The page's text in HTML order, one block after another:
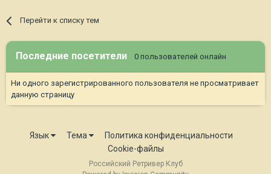
Перейти к списку тем
Последние посетители 0 пользователей онлайн
Ни одного зарегистрированного пользователя не просматривает
данную страницу
Язык Тема
Политика конфиденциальности
Cookie-файлы
Российский Ретривер Клуб